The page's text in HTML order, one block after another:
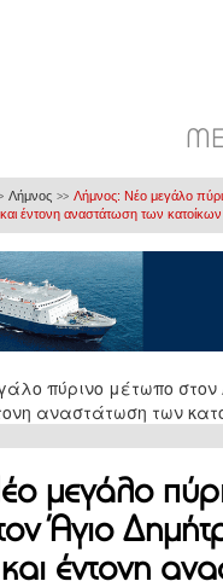
Λήμνος >> Λήμνος: Νέο μεγάλο
και έντονη αναστάτωση των
μεγάλο
Άγιο
έντονη